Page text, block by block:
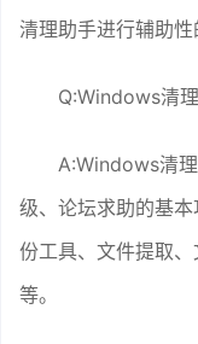
清理助手进行辅助性
Q:Windows清
A:Windows清
级、论坛求助的基
份工具、文件提取
等。